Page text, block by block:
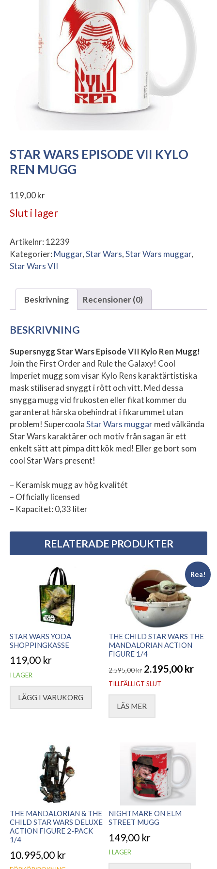
STAR WARS EPISODE VII KYLO
REN MUGG
119,00kr
Slut i lager
Artikelnr: 12239
Kategorier: Muggar,Star Wars,Star Wars muggar,
Star Wars VII
Beskrivning Recensioner (0)
BESKRIVNING
Supersnygg Star Wars Episode VII Kylo Ren Mugg!
Join the First Order and Rule the Galaxy! Cool
Imperiet mugg som visar Kylo Rens karaktärtistiska
mask stiliserad snyggt i rött och vitt. Med dessa
snygga mugg vid frukosten eller fikat kommer du
garanterat härska obehindrat i fikarummet utan
problem! SupercoolaStar Wars muggarmed välkända
Star Wars karaktärer och motiv från sagan är ett
enkelt sätt att pimpa ditt kök med! Eller ge bort som
cool Star Wars present!
– Keramisk mugg av hög kvalitét
– Officially licensed
– Kapacitet: 0,33 liter
RELATERADE PRODUKTER
STAR WARS YODA
SHOPPINGKASSE
119,00 kr
I LAGER
LÄGG I VARUKORG
Rea!
THE CHILD STAR WARS THE
MANDALORIAN ACTION
FIGURE 1/4
2.595,00kr
Det
ursprungliga
priset
2.195,00 kr
Det
nuvarande
priset
TILLFÄLLIGT SLUT
LÄS MER
THE MANDALORIAN & THE
CHILD STAR WARS DELUXE
ACTION FIGURE 2-PACK
1/4
10.995,00 kr
NIGHTMARE ON ELM
STREET MUGG
149,00 kr
I LAGER